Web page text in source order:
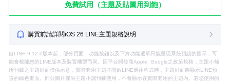
免費試用（主題及貼圖用到飽）
購買前請詳閱iOS 26 LINE主題規格說明
自LINE 9.12.0版本起，部分頁面、功能按鈕以及下方功能選單只能呈現系統預設的圖示，可
能會根據您的LINE版本及裝置機型而異。因平台開發商Apple, Google之政策規格，主題小舖
所刊載之主題封面僅供示意，實際套用主題並開啟LINE應用程式時，主題封面將顯示LINE預
設的綠色畫面。部分圖片僅供主題小舖刊載使用，不會顯示在實際套用的主題內。若您使用的